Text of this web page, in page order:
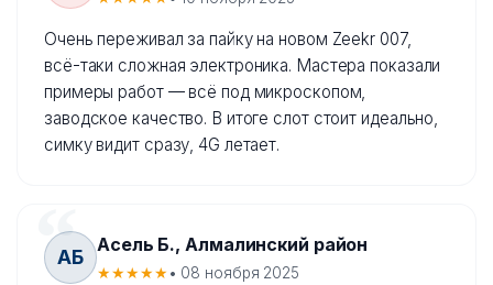
Очень переживал за пайку на новом Zeekr 007,
всё-таки сложная электроника. Мастера показали
примеры работ — всё под микроскопом,
заводское качество. В итоге слот стоит идеально,
симку видит сразу, 4G летает.
АБ
Асель Б., Алмалинский район
★★★★★• 08 ноября 2025